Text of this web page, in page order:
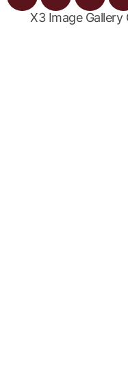
X3 Image